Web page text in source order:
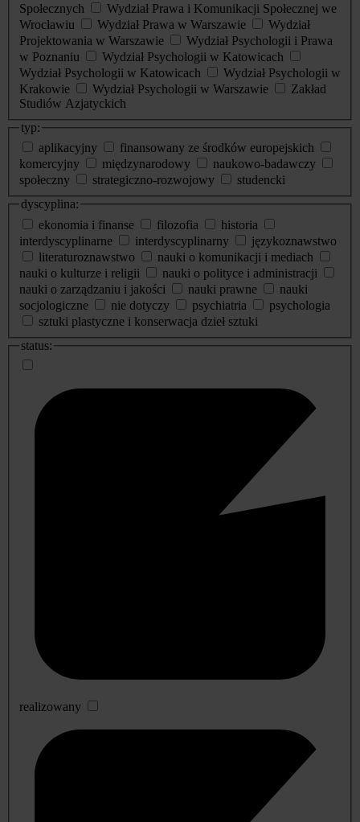
Społecznych
Wydział Prawa i Komunikacji Społecznej we
Wrocławiu
Wydział Prawa w Warszawie
Wydział
Projektowania w Warszawie
Wydział Psychologii i Prawa
w Poznaniu
Wydział Psychologii w Katowicach
Wydział Psychologii w Katowicach
Wydział Psychologii w
Krakowie
Wydział Psychologii w Warszawie
Zakład
Studiów Azjatyckich
typ:
aplikacyjny
finansowany ze środków europejskich
komercyjny
międzynarodowy
naukowo-badawczy
społeczny
strategiczno-rozwojowy
studencki
dyscyplina:
ekonomia i finanse
filozofia
historia
interdyscyplinarne
interdyscyplinarny
językoznawstwo
literaturoznawstwo
nauki o komunikacji i mediach
nauki o kulturze i religii
nauki o polityce i administracji
nauki o zarządzaniu i jakości
nauki prawne
nauki
socjologiczne
nie dotyczy psychiatria
psychologia
sztuki plastyczne i konserwacja dzieł sztuki
status:
realizowany